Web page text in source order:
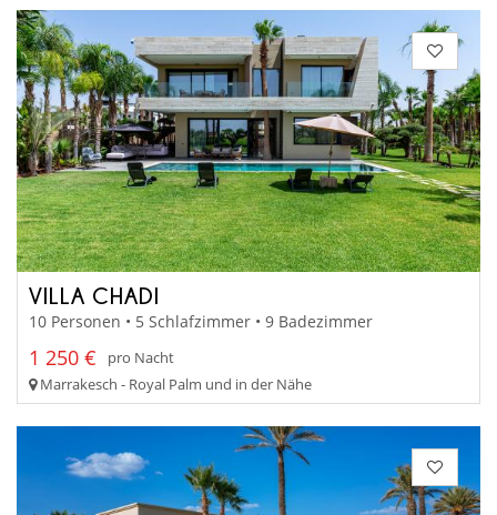
VILLA CHADI
10 Personen • 5 Schlafzimmer • 9 Badezimmer
1 250 €
pro Nacht
Marrakesch - Royal Palm und in der Nähe